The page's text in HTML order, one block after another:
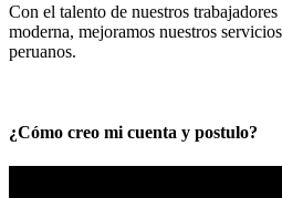
Con el talento de nuestros
moderna, mejoramos nuestros
peruanos.
¿Cómo creo mi cuenta y postulo?